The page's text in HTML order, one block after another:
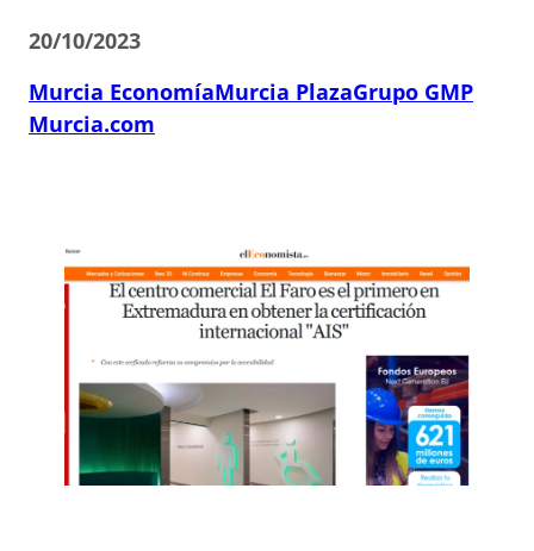
20/10/2023
Murcia EconomíaMurcia PlazaGrupo GMP
Murcia.com